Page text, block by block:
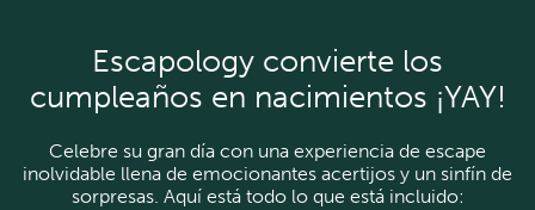
Escapology convierte los
cumpleaños en nacimientos ¡YAY!
Celebre su gran día con una experiencia de escape
inolvidable llena de emocionantes acertijos y un sinfín de
sorpresas. Aquí está todo lo que está incluido: